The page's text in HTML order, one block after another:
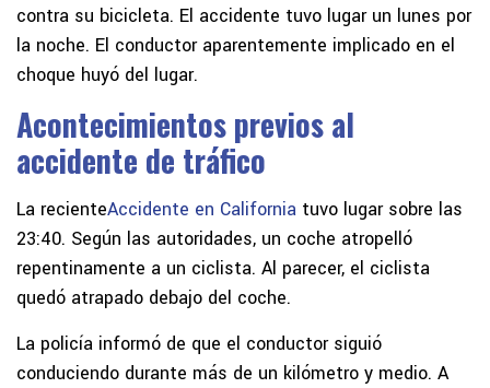
contra su bicicleta. El accidente tuvo lugar un lunes por
la noche. El conductor aparentemente implicado en el
choque huyó del lugar.
Acontecimientos previos al
accidente de tráfico
La recienteAccidente en California tuvo lugar sobre las
23:40. Según las autoridades, un coche atropelló
repentinamente a un ciclista. Al parecer, el ciclista
quedó atrapado debajo del coche.
La policía informó de que el conductor siguió
conduciendo durante más de un kilómetro y medio. A